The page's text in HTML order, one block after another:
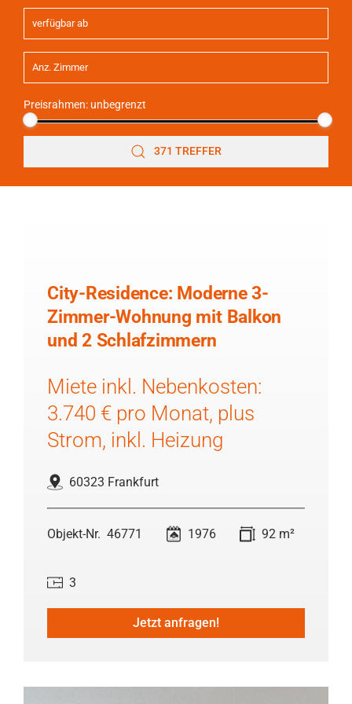
Preisrahmen: unbegrenzt
371 TREFFER
City-Residence: Moderne 3-
Zimmer-Wohnung mit Balkon
und 2 Schlafzimmern
Miete inkl. Nebenkosten:
3.740 € pro Monat, plus
Strom, inkl. Heizung
60323 Frankfurt
46771 1976 92 m²
3
Jetzt anfragen!